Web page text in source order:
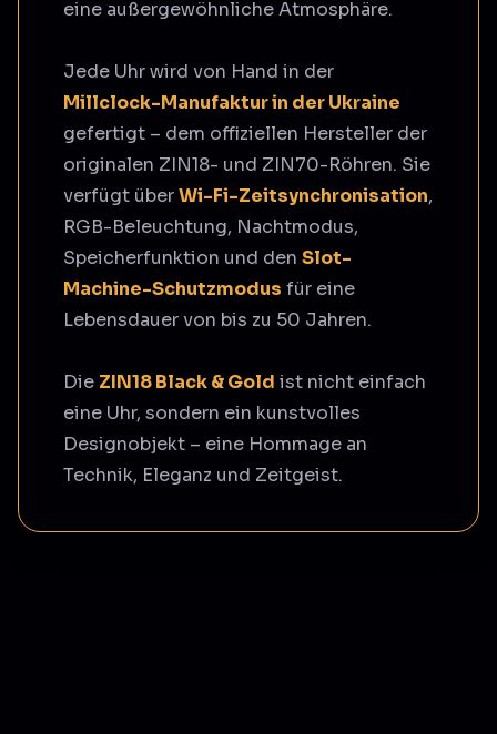
eine außergewöhnliche Atmosphäre.
Jede Uhr wird von Hand in der
Millclock-Manufaktur in der Ukraine
gefertigt – dem offiziellen Hersteller der
originalen ZIN18- und ZIN70-Röhren. Sie
verfügt überWi-Fi-Zeitsynchronisation,
RGB-Beleuchtung, Nachtmodus,
Speicherfunktion und den Slot-
Machine-Schutzmodus für eine
Lebensdauer von bis zu 50 Jahren.
Die ZIN18 Black & Gold ist nicht einfach
eine Uhr, sondern ein kunstvolles
Designobjekt – eine Hommage an
Technik, Eleganz und Zeitgeist.